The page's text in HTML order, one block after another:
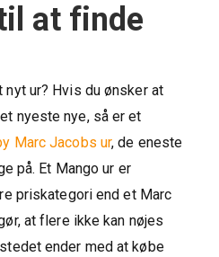
at finde
nyt ur? Hvis du ønsker at
nyeste nye, så er et
Marc Jacobs ur, de eneste
på. Et Mango ur er
priskategori end et Marc
at flere ikke kan nøjes
ender med at købe